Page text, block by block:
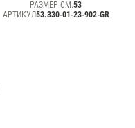
серый песок
РАЗМЕР СМ.53
АРТИКУЛ53.330-01-23-902-GR